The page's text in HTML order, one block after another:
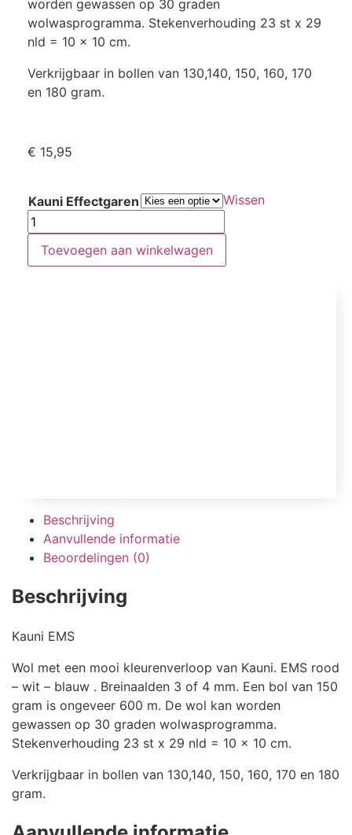
worden gewassen op 30 graden
wolwasprogramma. Stekenverhouding 23 st x 29
nld = 10 x 10 cm.
Verkrijgbaar in bollen van 130,140, 150, 160, 170
en 180 gram.
€ 15,95
Kauni Effectgaren Wissen
Toevoegen aan winkelwagen
Beschrijving
Aanvullende informatie
Beoordelingen (0)
Beschrijving
Kauni EMS
Wol met een mooi kleurenverloop van Kauni. EMS rood
– wit – blauw . Breinaalden 3 of 4 mm. Een bol van 150
gram is ongeveer 600 m. De wol kan worden
gewassen op 30 graden wolwasprogramma.
Stekenverhouding 23 st x 29 nld = 10 x 10 cm.
Verkrijgbaar in bollen van 130,140, 150, 160, 170 en 180
gram.